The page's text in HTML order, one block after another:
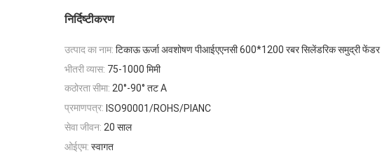
निर्दिष्टीकरण
उत्पाद का नाम: टिकाऊ ऊर्जा अवशोषण पीआईएएनसी 600*1200 रबर सिलेंडरिक समुद्री फेंडर
भीतरी व्यास: 75-1000 मिमी
कठोरता सीमा: 20°-90° तट A
प्रमाणपत्र: ISO90001/ROHS/PIANC
सेवा जीवन: 20 साल
ओईएम: स्वागत